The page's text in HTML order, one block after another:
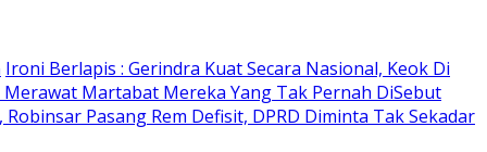
Ironi Berlapis : Gerindra Kuat Secara Nasional, Keok Di
Martabat Mereka Yang Tak Pernah DiSebut
Pasang Rem Defisit, DPRD Diminta Tak Sekadar